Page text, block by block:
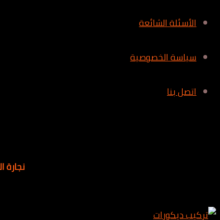
الأسئلة الشائعة
سياسة الخصوصية
اتصل بنا
نجارة